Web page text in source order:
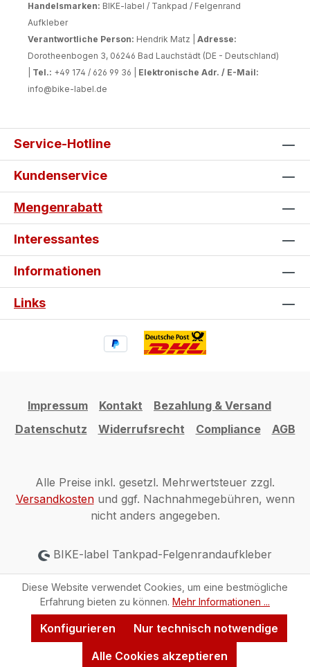
Handelsmarken: BIKE-label / Tankpad / Felgenrand
Aufkleber
Verantwortliche Person: Hendrik Matz | Adresse:
Dorotheenbogen 3, 06246 Bad Lauchstädt (DE - Deutschland)
Tel.: +49 174 / 626 99 36 | Elektronische Adr. / E-Mail:
info@bike-label.de
Service-Hotline
Kundenservice
Mengenrabatt
Interessantes
Informationen
Links
Impressum Kontakt
Bezahlung & Versand
Datenschutz
Widerrufsrecht Compliance AGB
Alle Preise inkl. gesetzl. Mehrwertsteuer zzgl.
Versandkostenund ggf. Nachnahmegebühren, wenn
nicht anders angegeben.
BIKE-label Tankpad-Felgenrandaufkleber
Diese Website verwendet Cookies, um eine bestmögliche
Erfahrung bieten zu können. Mehr Informationen ...
Nur technisch notwendige
Konfigurieren
Alle Cookies akzeptieren